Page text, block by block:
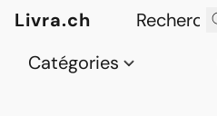
Livra.ch
Catégories